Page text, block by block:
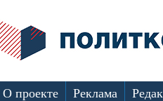
О проекте Реклама